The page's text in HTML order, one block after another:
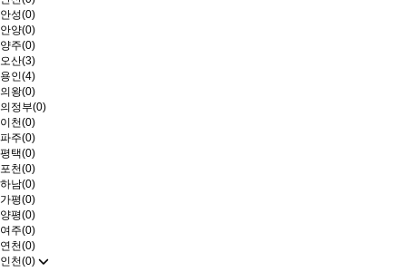
안성(0)
안양(0)
양주(0)
오산(3)
용인(4)
의왕(0)
의정부(0)
이천(0)
파주(0)
평택(0)
포천(0)
하남(0)
가평(0)
양평(0)
여주(0)
연천(0)
인천(0)